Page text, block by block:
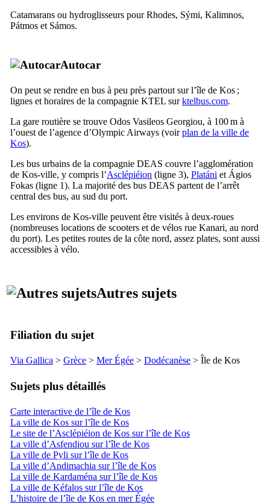
Catamarans ou hydroglisseurs pour Rhodes, Sými, Kalimnos,
Pátmos et Sámos.
Autocar
On peut se rendre en bus à peu près partout sur l’île de Kos ;
lignes et horaires de la compagnie KTEL surktelbus.com.
La gare routière se trouve Odos Vasileos Georgiou, à 100 m à
l’ouest de l’agence d’Olympic Airways (voirplan de la ville de
Kos).
Les bus urbains de la compagnie DEAS couvre l’agglomération
de Kos-ville, y compris l’Asclépiéion (ligne 3), Platáni et Ágios
Fokas (ligne 1). La majorité des bus DEAS partent de l’arrêt
central des bus, au sud du port.
Les environs de Kos-ville peuvent être visités à deux-roues
(nombreuses locations de scooters et de vélos rue Kanari, au nord
du port). Les petites routes de la côte nord, assez plates, sont aussi
accessibles à vélo.
Autres sujets
Filiation du sujet
Via Gallica > Grèce > Mer Égée > Dodécanèse > Île de Kos
Sujets plus détaillés
Carte interactive de l’île de Kos
La ville de Kos sur l’île de Kos
Le site de l’Asclépiéion de Kos sur l’île de Kos
La ville d’Asfendiou sur l’île de Kos
La ville de Pyli sur l’île de Kos
La ville d’Andimachia sur l’île de Kos
La ville de Kardaména sur l’île de Kos
La ville de Kéfalos sur l’île de Kos
L’histoire de l’île de Kos en mer Égée